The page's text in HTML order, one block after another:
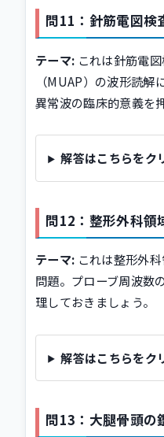
問11：針筋電図検
テーマ: これは針筋電
（MUAP）の波形読
異常波の臨床的意義を
解答はこちらをク
問12：整形外科領
テーマ: これは整形外
問題。プローブ周波数
理しておきましょう。
解答はこちらをク
問13：大腿骨頭の